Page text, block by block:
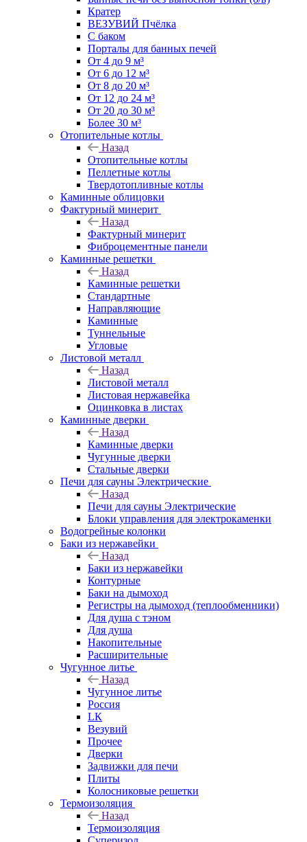
Кратер
ВЕЗУВИЙ Пчёлка
С баком
Порталы для банных печей
От 4 до 9 м³
От 6 до 12 м³
От 8 до 20 м³
От 12 до 24 м³
От 20 до 30 м³
Более 30 м³
Отопительные котлы
Назад
Отопительные котлы
Пеллетные котлы
Твердотопливные котлы
Каминные облицовки
Фактурный минерит
Назад
Фактурный минерит
Фиброцементные панели
Каминные решетки
Назад
Каминные решетки
Стандартные
Направляющие
Каминные
Туннельные
Угловые
Листовой металл
Назад
Листовой металл
Листовая нержавейка
Оцинковка в листах
Каминные дверки
Назад
Каминные дверки
Чугунные дверки
Стальные дверки
Печи для сауны Электрические
Назад
Печи для сауны Электрические
Блоки управления для электрокаменки
Водогрейные колонки
Баки из нержавейки
Назад
Баки из нержавейки
Контурные
Баки на дымоход
Регистры на дымоход (теплообменники)
Для душа с тэном
Для душа
Накопительные
Расширительные
Чугунное литье
Назад
Чугунное литье
Россия
LК
Везувий
Прочее
Дверки
Задвижки для печи
Плиты
Колосниковые решетки
Термоизоляция
Назад
Термоизоляция